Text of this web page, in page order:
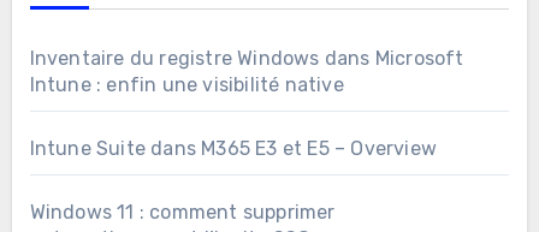
Inventaire du registre Windows dans Microsoft
Intune : enfin une visibilité native
Intune Suite dans M365 E3 et E5 – Overview
Windows 11 : comment supprimer